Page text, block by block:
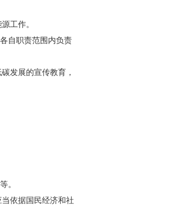
工作。
自职责范围内负责
发展的宣传教育，
。
依据国民经济和社